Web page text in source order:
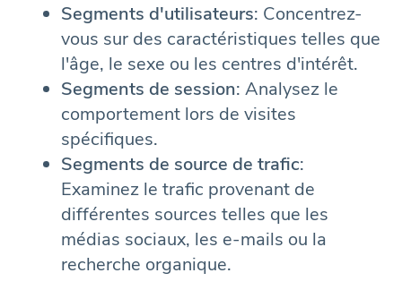
Segments d'utilisateurs: Concentrez-
vous sur des caractéristiques telles que
l'âge, le sexe ou les centres d'intérêt.
Segments de session: Analysez le
comportement lors de visites
spécifiques.
Segments de source de trafic:
Examinez le trafic provenant de
différentes sources telles que les
médias sociaux, les e-mails ou la
recherche organique.